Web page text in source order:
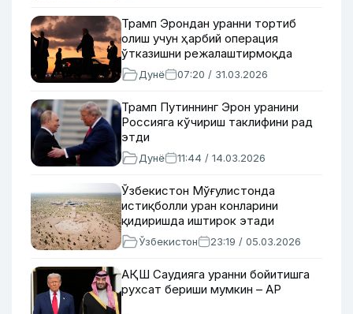
Трамп Эрондан уранни тортиб
олиш учун ҳарбий операция
ўтказишни режалаштирмоқда
Дунё 07:20 / 31.03.2026
Трамп Путиннинг Эрон уранини
Россияга кўчириш таклифини рад
этди
Дунё 11:44 / 14.03.2026
Ўзбекистон Мўғулистонда
истиқболли уран конларини
қидиришда иштирок этади
Ўзбекистон 23:19 / 05.03.2026
АҚШ Саудияга уранни бойитишга
рухсат бериши мумкин – AP